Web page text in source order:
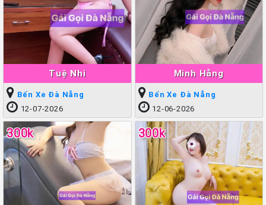
Tuệ Nhi
Bến Xe Đà Nẵng
12-07-2026
Minh Hằng
Bến Xe Đà Nẵng
12-06-2026
300k 300k